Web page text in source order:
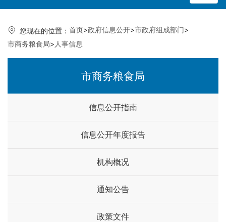
您现在的位置： 首页>政府信息公开>市政府组成部门>
市商务粮食局> 人事信息
市商务粮食局
信息公开指南
信息公开年度报告
机构概况
通知公告
政策文件